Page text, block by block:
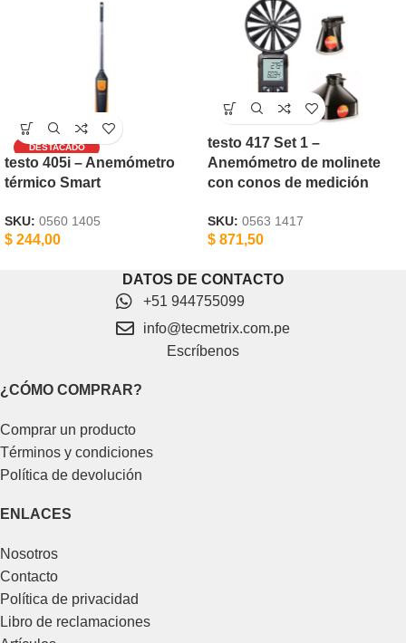
testo 405i – Anemómetro
térmico Smart
SKU: 0560 1405
$ 244,00
testo 417 Set 1 –
Anemómetro de molinete
con conos de medición
SKU: 0563 1417
$ 871,50
DATOS DE CONTACTO
+51 944755099
info@tecmetrix.com.pe
Escríbenos
¿CÓMO COMPRAR?
Comprar un producto
Términos y condiciones
Política de devolución
ENLACES
Nosotros
Contacto
Política de privacidad
Libro de reclamaciones